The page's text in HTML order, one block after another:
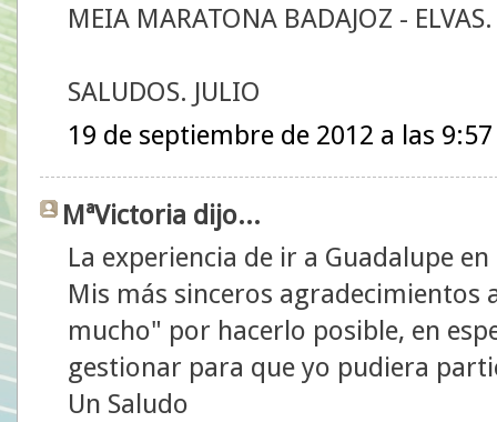
MEIA MARATONA BADAJOZ - ELVAS.
SALUDOS. JULIO
19 de septiembre de 2012 a las 9:57
MªVictoria dijo...
La experiencia de ir a Guadalupe
Mis más sinceros agradecimientos
mucho" por hacerlo posible, en
gestionar para que yo pudiera
Un Saludo